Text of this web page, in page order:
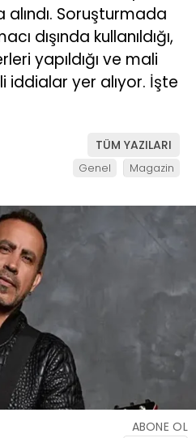
Soruşturmada
dışında kullanıldığı,
yapıldığı ve mali
iddialar yer alıyor. İşte
TÜM YAZILARI
Genel Magazin
ABONE OL